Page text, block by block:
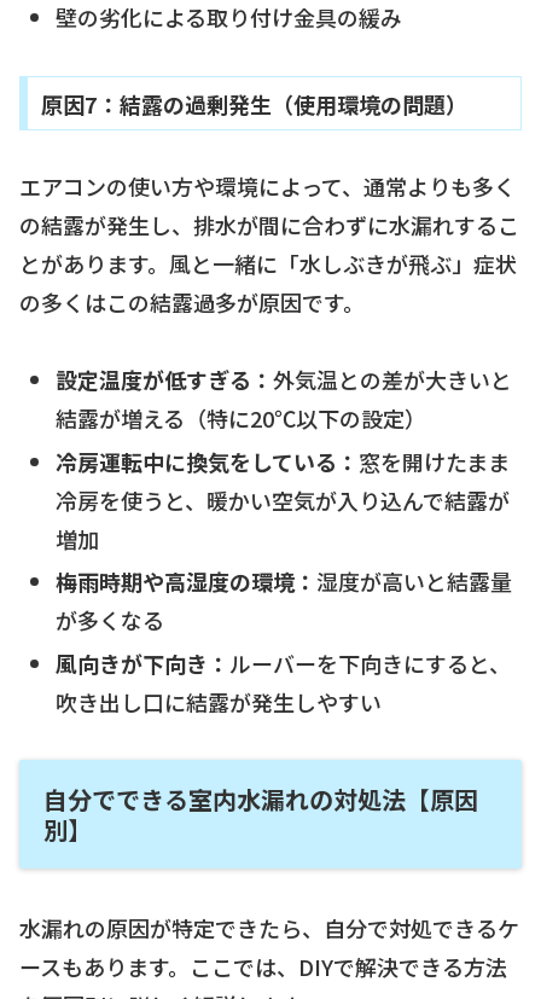
壁の劣化による取り付け金具の緩み
原因7：結露の過剰発生（使用環境の問題）
エアコンの使い方や環境によって、通常よりも多く
の結露が発生し、排水が間に合わずに水漏れするこ
とがあります。風と一緒に「水しぶきが飛ぶ」症状
の多くはこの結露過多が原因です。
設定温度が低すぎる： 外気温との差が大きいと
結露が増える（特に20℃以下の設定）
冷房運転中に換気をしている： 窓を開けたまま
冷房を使うと、暖かい空気が入り込んで結露が
増加
梅雨時期や高湿度の環境： 湿度が高いと結露量
が多くなる
風向きが下向き： ルーバーを下向きにすると、
吹き出し口に結露が発生しやすい
自分でできる室内水漏れの対処法【原因
別】
水漏れの原因が特定できたら、自分で対処できるケ
ースもあります。ここでは、DIYで解決できる方法